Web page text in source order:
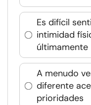
Es difícil
intimidad
últimamente
A menudo
diferente
prioridades